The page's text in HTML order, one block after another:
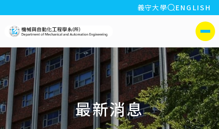
:::
義守大學 全站搜索
ENGLISH
義守大學機械與自動化工程學
側選單
最新消息